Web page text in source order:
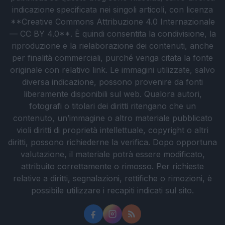
indicazione specificata nei singoli articoli, con licenza
**Creative Commons Attribuzione 4.0 Internazionale
— CC BY 4.0**. È quindi consentita la condivisione, la
riproduzione e la rielaborazione dei contenuti, anche
per finalità commerciali, purché venga citata la fonte
originale con relativo link. Le immagini utilizzate, salvo
diversa indicazione, possono provenire da fonti
liberamente disponibili sul web. Qualora autori,
fotografi o titolari dei diritti ritengano che un
contenuto, un’immagine o altro materiale pubblicato
violi diritti di proprietà intellettuale, copyright o altri
diritti, possono richiederne la verifica. Dopo opportuna
valutazione, il materiale potrà essere modificato,
attribuito correttamente o rimosso. Per richieste
relative a diritti, segnalazioni, rettifiche o rimozioni, è
possibile utilizzare i recapiti indicati sul sito.